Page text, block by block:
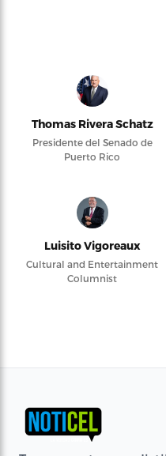
Thomas Rivera Schatz
Presidente del Senado de
Puerto Rico
Luisito Vigoreaux
Cultural and Entertainment
Columnist